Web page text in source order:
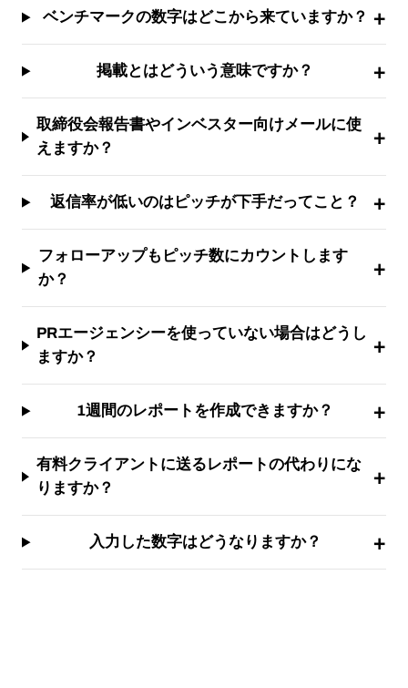
ベンチマークの数字はどこから来ていますか？
掲載とはどういう意味ですか？
取締役会報告書やインベスター向けメールに使
えますか？
返信率が低いのはピッチが下手だってこと？
フォローアップもピッチ数にカウントします
か？
PRエージェンシーを使っていない場合はどうし
ますか？
1週間のレポートを作成できますか？
有料クライアントに送るレポートの代わりにな
りますか？
入力した数字はどうなりますか？